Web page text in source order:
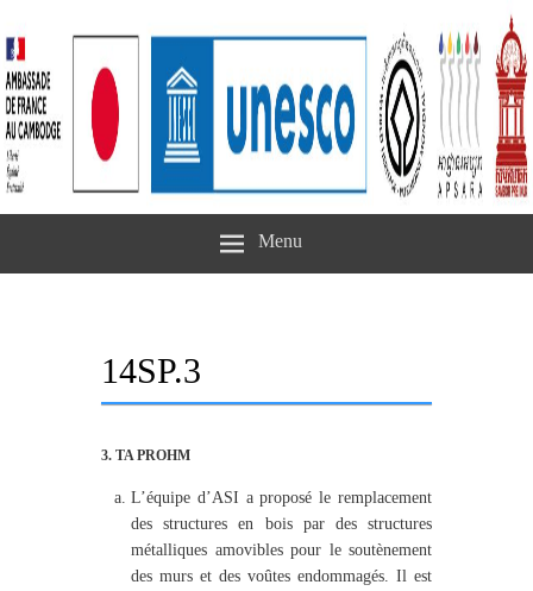
Menu
14SP.3
3. TA PROHM
L’équipe d’ASI a proposé le remplacement
des structures en bois par des structures
métalliques amovibles pour le soutènement
des murs et des voûtes endommagés. Il est